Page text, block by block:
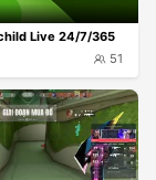
Live 24/7/365
51